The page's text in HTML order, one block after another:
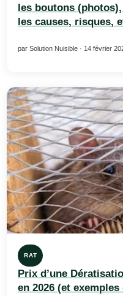
les boutons
les causes, risques,
par Solution Nuisible · 14 février
RAT
Prix d’une
en 2026 (et exemples